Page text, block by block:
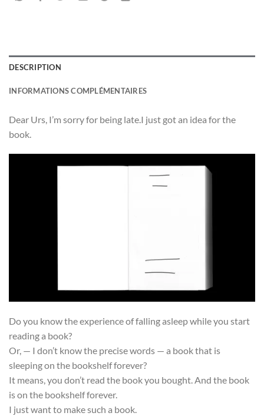
DESCRIPTION
INFORMATIONS COMPLÉMENTAIRES
Dear Urs, I’m sorry for being late.I just got an idea for the
book.
Do you know the experience of falling asleep while you start
reading a book?
Or, — I don’t know the precise words — a book that is
sleeping on the bookshelf forever?
It means, you don’t read the book you bought. And the book
is on the bookshelf forever.
I just want to make such a book.